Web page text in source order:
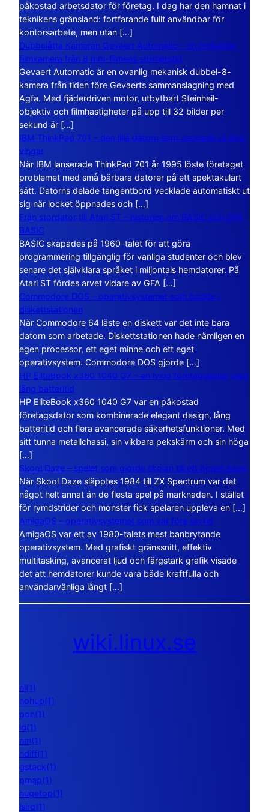
påkostad arbetsdator för företag. I dag har den hamnat i
teknikens gränsland: fortfarande fullt användbar för
kontorsarbete, men utan […]
Dubbelåtta Kameran Gevaert Automatic – en mekanisk
filmkamera från 8 mm-filmens storhetstid
Gevaert Automatic är en ovanlig mekanisk dubbel-8-
kamera från tiden före Gevaerts sammanslagning med
Agfa. Med fjäderdriven motor, utbytbart Steinheil-
objektiv och filmhastigheter på upp till 32 bilder per
sekund är […]
IBM ThinkPad 701 – den lilla datorn som vecklade ut sina
vingar
När IBM lanserade ThinkPad 701 år 1995 löste företaget
problemet med små bärbara datorer på ett spektakulärt
sätt. Datorns delade tangentbord vecklade automatiskt ut
sig när locket öppnades och […]
Från stordator till Atari ST – historien om BASIC och GFA
BASIC
BASIC skapades på 1960-talet för att göra
programmering tillgänglig för vanliga studenter och blev
senare det självklara språket i miljontals hemdatorer. På
Atari ST fördes arvet vidare av GFA […]
Commodore DOS – operativsystemet som bodde i
diskettstationen
När Commodore 64 läste en diskett var det inte bara
datorn som arbetade. Diskettstationen hade nämligen en
egen processor, ett eget minne och ett eget
operativsystem. Commodore DOS gjorde […]
HP EliteBook x360 1040 G7 – en lyxig företagsdator med
lång batteritid
HP EliteBook x360 1040 G7 var en påkostad
företagsdator som kombinerade elegant design, lång
batteritid och flera avancerade säkerhetsfunktioner. Med
sitt tunna metallchassi, sin vikbara pekskärm och sin höga
[…]
Skool Daze – spelet som gjorde skolan till ett öppet kaos
När Skool Daze släpptes 1984 till ZX Spectrum var det
något helt annat än de flesta spel på marknaden. I stället
för rymdstrider och monster fick spelaren uppleva en […]
AmigaOS – operativsystemet som var före sin tid
AmigaOS var ett av 1980-talets mest banbrytande
operativsystem. Med grafiskt gränssnitt, effektiv
multitasking, avancerat ljud och färgstark grafik visade
det att hemdatorer kunde vara både kraftfulla och
användarvänliga långt […]
wiki.linux.se
nl(1)
nohup(1)
pon(1)
ld(1)
nm(1)
ndiff(1)
gstack(1)
pmap(1)
hugetop(1)
lsirq(1)